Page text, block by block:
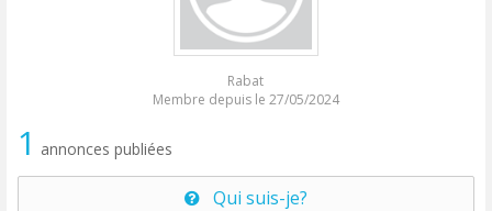
Rabat
Membre depuis le 27/05/2024
1 annonces publiées
Qui suis-je?